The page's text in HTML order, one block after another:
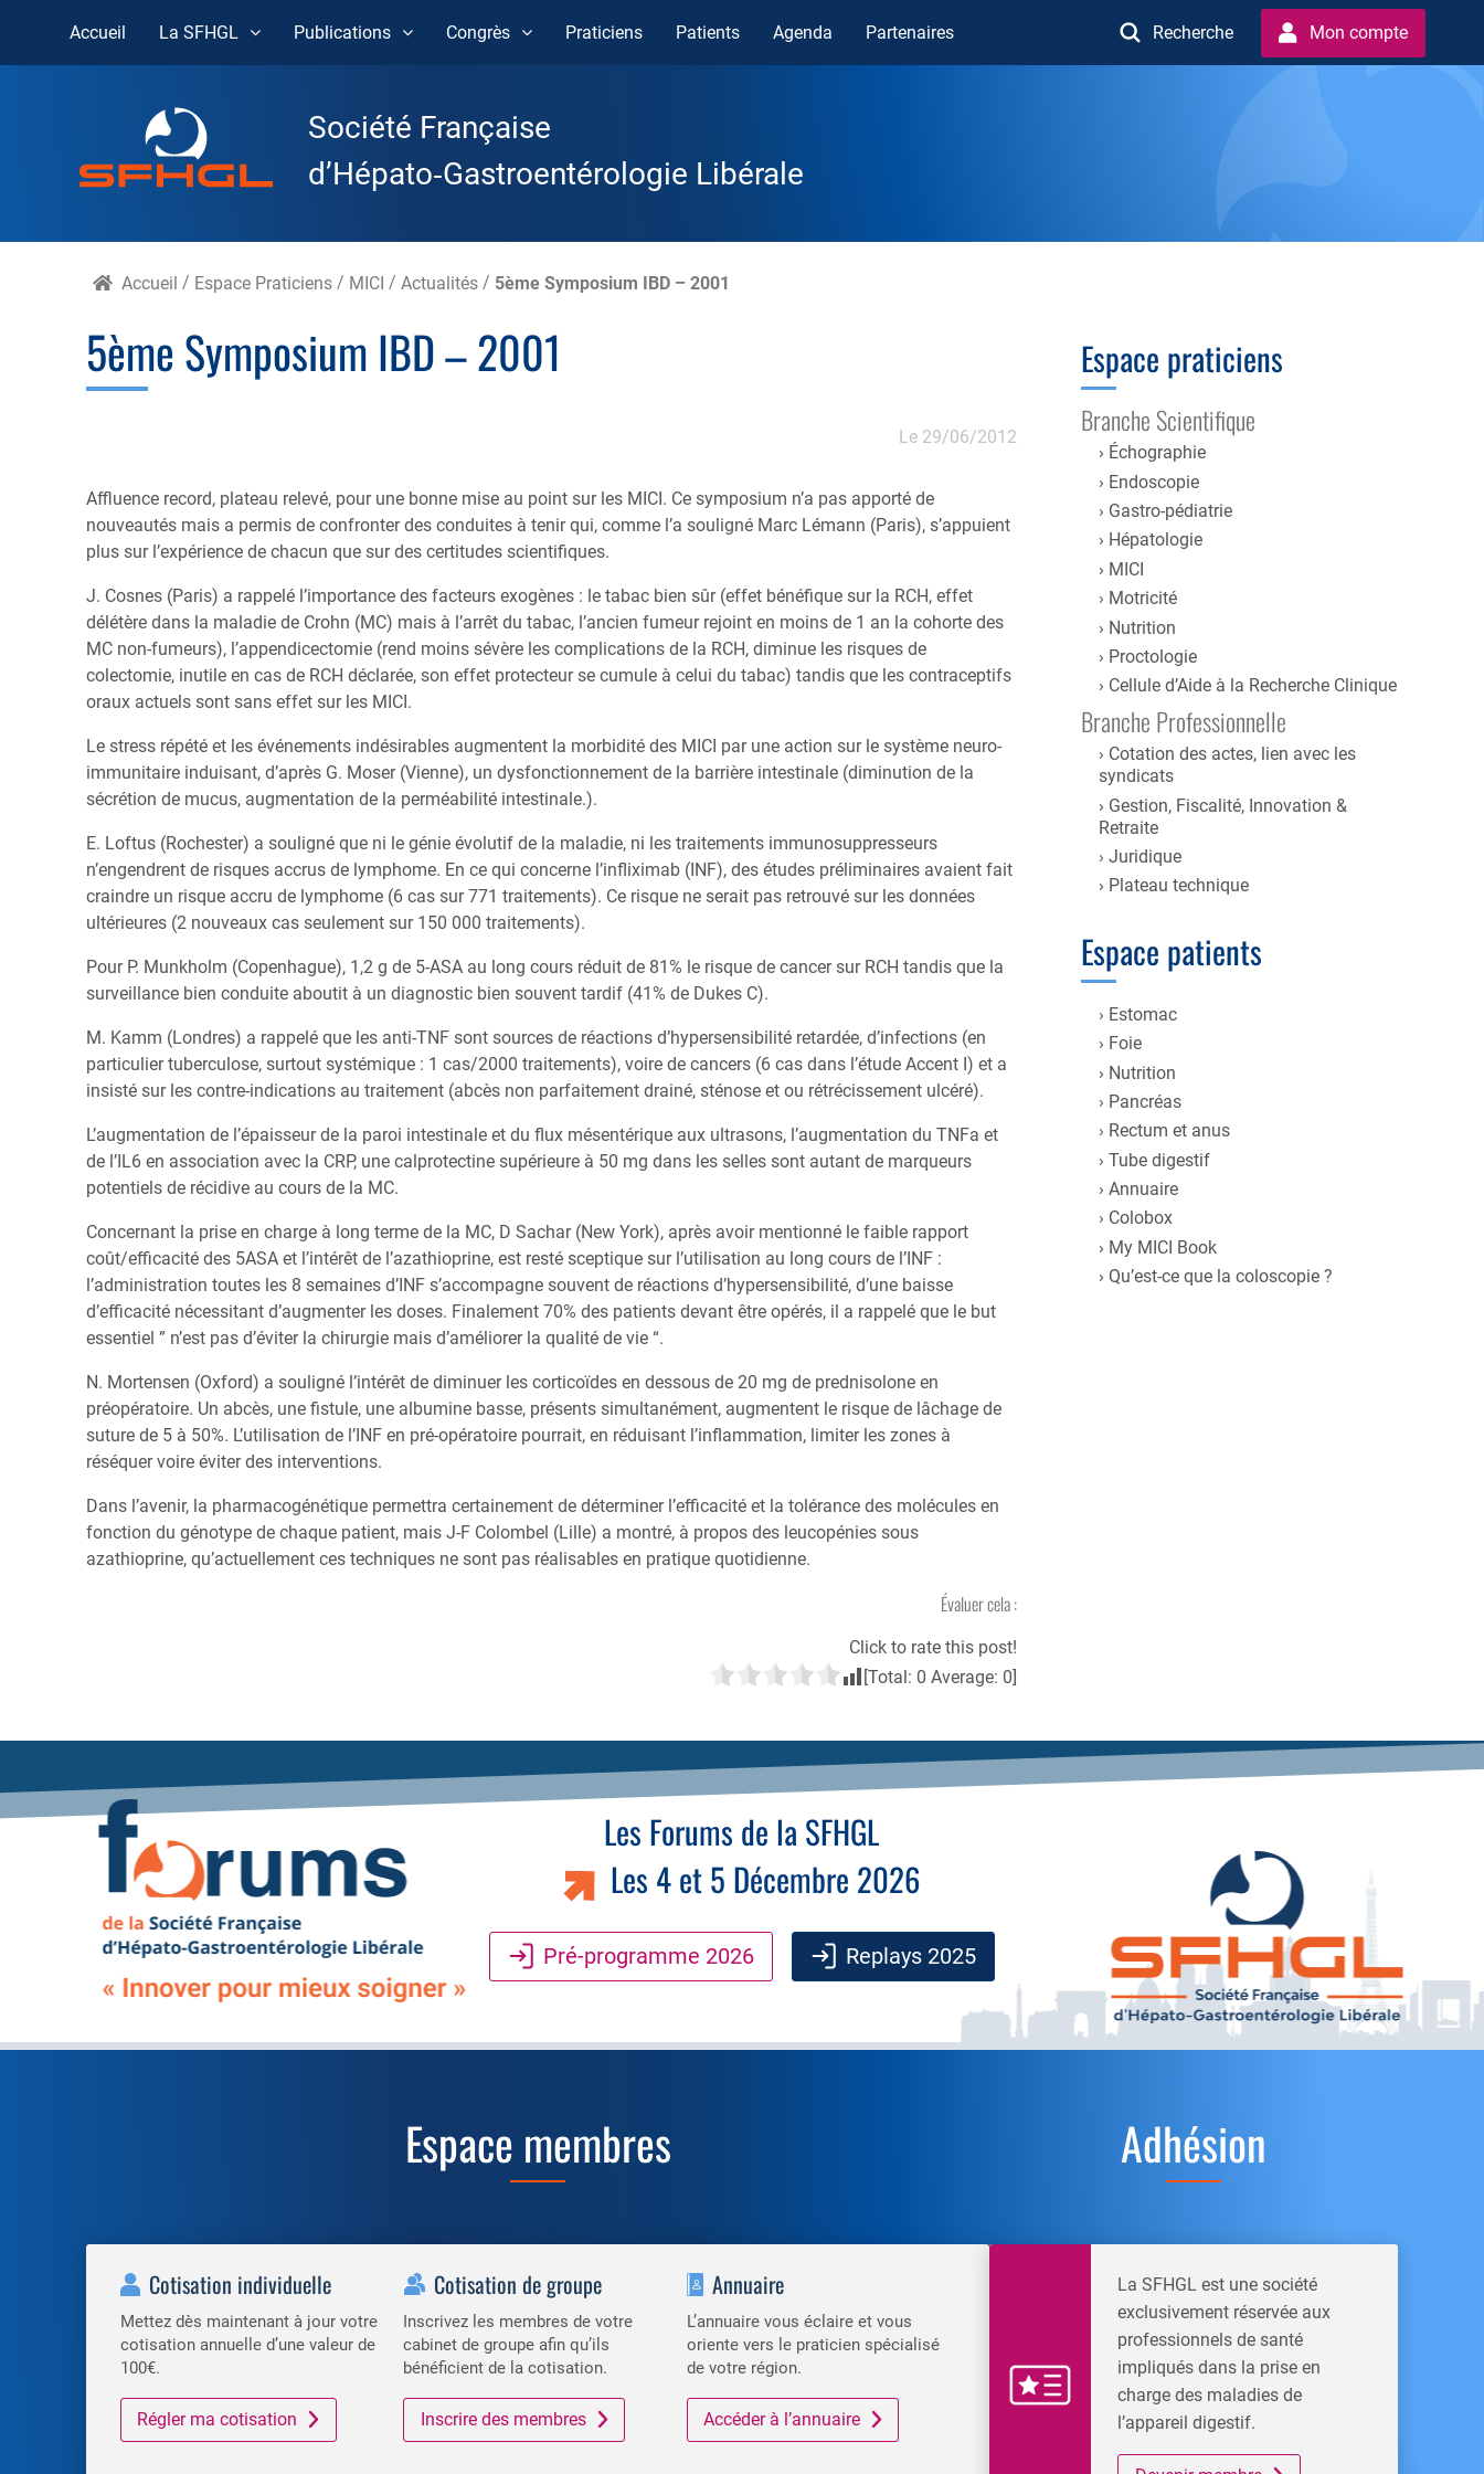
Skip
Accueil La SFHGL Publications Congrès Praticiens Patients Agenda Partenaires Recherche Mon compte
Société Française
d’Hépato‑Gastroentérologie Libérale
Accueil / Espace Praticiens / MICI /Actualités / 5ème Symposium IBD – 2001
5ème Symposium IBD – 2001
Le 29/06/2012
Affluence record, plateau relevé, pour une bonne mise au point sur les MICI. Ce symposium n’a pas apporté de
nouveautés mais a permis de confronter des conduites à tenir qui, comme l’a souligné Marc Lémann (Paris), s’appuient
plus sur l’expérience de chacun que sur des certitudes scientifiques.
J. Cosnes (Paris) a rappelé l’importance des facteurs exogènes : le tabac bien sûr (effet bénéfique sur la RCH, effet
délétère dans la maladie de Crohn (MC) mais à l’arrêt du tabac, l’ancien fumeur rejoint en moins de 1 an la cohorte des
MC non-fumeurs), l’appendicectomie (rend moins sévère les complications de la RCH, diminue les risques de
colectomie, inutile en cas de RCH déclarée, son effet protecteur se cumule à celui du tabac) tandis que les contraceptifs
oraux actuels sont sans effet sur les MICI.
Le stress répété et les événements indésirables augmentent la morbidité des MICI par une action sur le système neuro-
immunitaire induisant, d’après G. Moser (Vienne), un dysfonctionnement de la barrière intestinale (diminution de la
sécrétion de mucus, augmentation de la perméabilité intestinale.).
E. Loftus (Rochester) a souligné que ni le génie évolutif de la maladie, ni les traitements immunosuppresseurs
n’engendrent de risques accrus de lymphome. En ce qui concerne l’infliximab (INF), des études préliminaires avaient fait
craindre un risque accru de lymphome (6 cas sur 771 traitements). Ce risque ne serait pas retrouvé sur les données
ultérieures (2 nouveaux cas seulement sur 150 000 traitements).
Pour P. Munkholm (Copenhague), 1,2 g de 5-ASA au long cours réduit de 81% le risque de cancer sur RCH tandis que la
surveillance bien conduite aboutit à un diagnostic bien souvent tardif (41% de Dukes C).
M. Kamm (Londres) a rappelé que les anti-TNF sont sources de réactions d’hypersensibilité retardée, d’infections (en
particulier tuberculose, surtout systémique : 1 cas/2000 traitements), voire de cancers (6 cas dans l’étude Accent I) et a
insisté sur les contre-indications au traitement (abcès non parfaitement drainé, sténose et ou rétrécissement ulcéré).
L’augmentation de l’épaisseur de la paroi intestinale et du flux mésentérique aux ultrasons, l’augmentation du TNFa et
de l’IL6 en association avec la CRP, une calprotectine supérieure à 50 mg dans les selles sont autant de marqueurs
potentiels de récidive au cours de la MC.
Concernant la prise en charge à long terme de la MC, D Sachar (New York), après avoir mentionné le faible rapport
coût/efficacité des 5ASA et l’intérêt de l’azathioprine, est resté sceptique sur l’utilisation au long cours de l’INF :
l’administration toutes les 8 semaines d’INF s’accompagne souvent de réactions d’hypersensibilité, d’une baisse
d’efficacité nécessitant d’augmenter les doses. Finalement 70% des patients devant être opérés, il a rappelé que le but
essentiel ” n’est pas d’éviter la chirurgie mais d’améliorer la qualité de vie “.
N. Mortensen (Oxford) a souligné l’intérêt de diminuer les corticoïdes en dessous de 20 mg de prednisolone en
préopératoire. Un abcès, une fistule, une albumine basse, présents simultanément, augmentent le risque de lâchage de
suture de 5 à 50%. L’utilisation de l’INF en pré-opératoire pourrait, en réduisant l’inflammation, limiter les zones à
réséquer voire éviter des interventions.
Dans l’avenir, la pharmacogénétique permettra certainement de déterminer l’efficacité et la tolérance des molécules en
fonction du génotype de chaque patient, mais J-F Colombel (Lille) a montré, à propos des leucopénies sous
azathioprine, qu’actuellement ces techniques ne sont pas réalisables en pratique quotidienne.
Évaluer cela :
Click to rate this post!
[Total: 0 Average: 0]
Espace praticiens
Branche Scientifique
Échographie
Endoscopie
Gastro-pédiatrie
Hépatologie
MICI
Motricité
Nutrition
Proctologie
Cellule d’Aide à la Recherche Clinique
Branche Professionnelle
Cotation des actes, lien avec les
syndicats
Gestion, Fiscalité, Innovation &
Retraite
Juridique
Plateau technique
Espace patients
Estomac
Foie
Nutrition
Pancréas
Rectum et anus
Tube digestif
Annuaire
Colobox
My MICI Book
Qu’est-ce que la coloscopie ?
Les Forums de la SFHGL
Les 4 et 5 Décembre 2026
Pré-programme 2026 Replays 2025
Espace membres
Cotisation individuelle
Mettez dès maintenant à jour votre
cotisation annuelle d’une valeur de
100€.
Régler ma cotisation
Cotisation de groupe
Inscrivez les membres de votre
cabinet de groupe afin qu’ils
bénéficient de la cotisation.
Inscrire des membres
Annuaire
L’annuaire vous éclaire et vous
oriente vers le praticien spécialisé
de votre région.
Accéder à l’annuaire
Adhésion
La SFHGL est une société
exclusivement réservée aux
professionnels de santé
impliqués dans la prise en
charge des maladies de
l’appareil digestif.